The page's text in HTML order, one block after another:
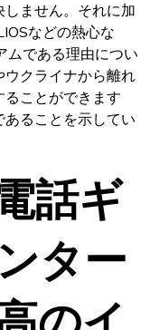
ません。それに加
などの熱心な
ムである理由につい
クライナから離れ
ことができます
ることを示してい
話ギ
ター